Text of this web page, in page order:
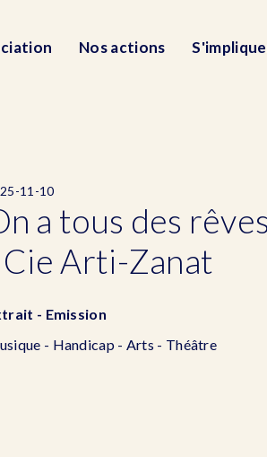
Nos actions
11-10
a tous des
Cie Arti-Zanat
- Emission
- Handicap - Arts - Théâtre